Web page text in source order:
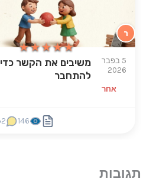
★★★★★
★★★★★
ר
5 בפבר
2026
אחר
משיבים את הקשר כדי
להתחבר
146
2